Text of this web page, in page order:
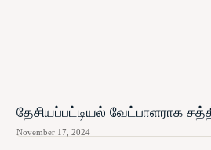
தேசியப்பட்டியல் வேட்பாளராக
November 17, 2024